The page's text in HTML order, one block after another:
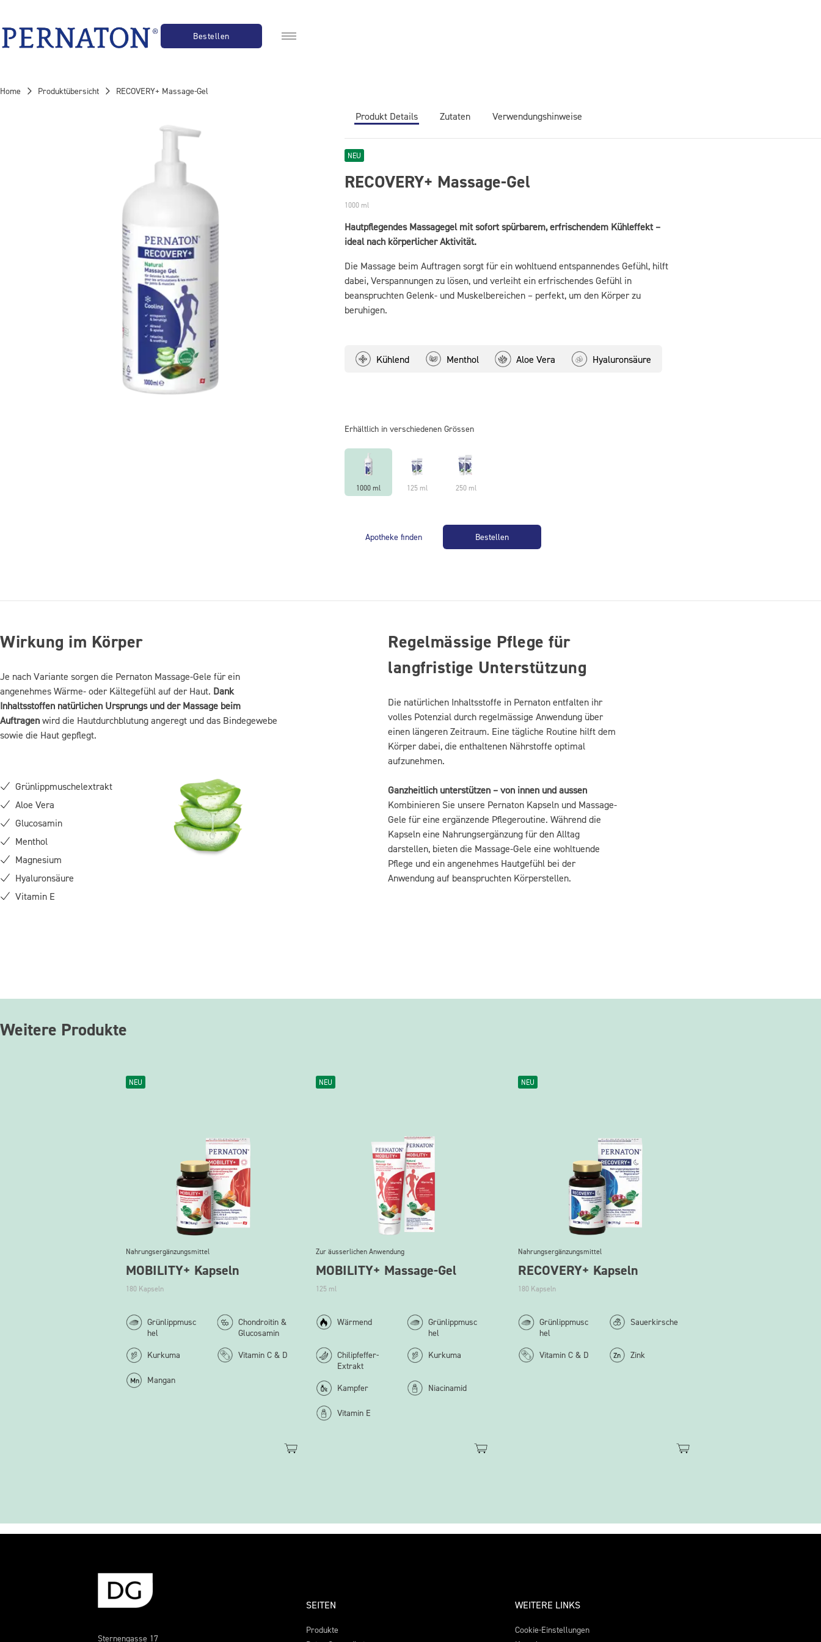
Für Physiopraxen Bestellen
Home Produktübersicht RECOVERY+ Massage-Gel
Produkt Details Zutaten Verwendungshinweise
NEU
RECOVERY+ Massage-Gel
1000 ml
Hautpflegendes Massagegel mit sofort spürbarem, erfrischendem Kühleffekt –
ideal nach körperlicher Aktivität.
Die Massage beim Auftragen sorgt für ein wohltuend entspannendes Gefühl, hilft
dabei, Verspannungen zu lösen, und verleiht ein erfrischendes Gefühl in
beanspruchten Gelenk- und Muskelbereichen – perfekt, um den Körper zu
beruhigen.
Kühlend Menthol Aloe Vera Hyaluronsäure
Erhältlich in verschiedenen Grössen
1000 ml 125 ml 250 ml
Apotheke finden Bestellen
Wirkung im Körper
Je nach Variante sorgen die Pernaton Massage-Gele für ein
angenehmes Wärme- oder Kältegefühl auf der Haut. Dank
Inhaltsstoffen natürlichen Ursprungs und der Massage beim
Auftragen wird die Hautdurchblutung angeregt und das Bindegewebe
sowie die Haut gepflegt.
Grünlippmuschelextrakt
Aloe Vera
Glucosamin
Menthol
Magnesium
Hyaluronsäure
Vitamin E
Regelmässige Pflege für
langfristige Unterstützung
Die natürlichen Inhaltsstoffe in Pernaton entfalten ihr
volles Potenzial durch regelmässige Anwendung über
einen längeren Zeitraum. Eine tägliche Routine hilft dem
Körper dabei, die enthaltenen Nährstoffe optimal
aufzunehmen.
Ganzheitlich unterstützen – von innen und aussen
Kombinieren Sie unsere Pernaton Kapseln und Massage-
Gele für eine ergänzende Pflegeroutine. Während die
Kapseln eine Nahrungsergänzung für den Alltag
darstellen, bieten die Massage-Gele eine wohltuende
Pflege und ein angenehmes Hautgefühl bei der
Anwendung auf beanspruchten Körperstellen.
Weitere Produkte
NEU
Nahrungsergänzungsmittel
MOBILITY+ Kapseln
180 Kapseln
Grünlippmusc
hel
Chondroitin &
Glucosamin
Kurkuma Vitamin C & D
Mangan
NEU
Zur äusserlichen Anwendung
MOBILITY+ Massage-Gel
125 ml
Wärmend
Grünlippmusc
hel
Chilipfeffer-
Extrakt
Kurkuma
Kampfer Niacinamid
Vitamin E
NEU
Nahrungsergänzungsmittel
RECOVERY+ Kapseln
180 Kapseln
Grünlippmusc
hel
Sauerkirsche
Vitamin C & D Zink
Sternengasse 17
SEITEN
Produkte
WEITERE LINKS
Cookie-Einstellungen